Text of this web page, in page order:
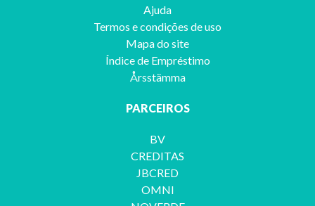
Ajuda
Termos e condições de uso
Mapa do site
Índice de Empréstimo
Årsstämma
PARCEIROS
BV
CREDITAS
JBCRED
OMNI